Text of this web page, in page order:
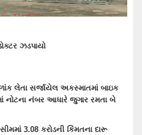
કરોડનો દારૂ-બિયર ભરેલ ટ્રક પકડવાના
સિટી પોલીસે રોકડ, મોબાઈલ અને બાઇક
પરત કર્યો
ભરેલા ટ્રક ઉપર ચડીને કામ કરતા